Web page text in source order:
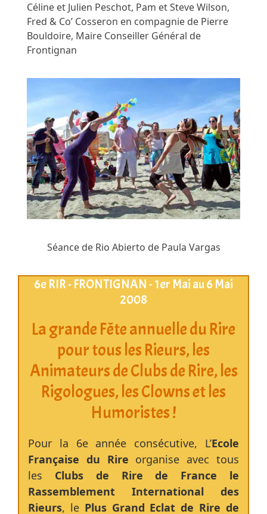
Céline et Julien Peschot, Pam et Steve Wilson,
Fred & Co’ Cosseron en compagnie de Pierre
Bouldoire, Maire Conseiller Général de
Frontignan
Séance de Rio Abierto de Paula Vargas
6e RIR - FRONTIGNAN - 1er Mai au 6 Mai
2008
La grande Fête annuelle du Rire
pour tous les Rieurs, les
Animateurs de Clubs de Rire, les
Rigologues, les Clowns et les
Humoristes !
Pour la 6e année consécutive, L’Ecole
Française du Rire organise avec tous
les Clubs de Rire de France le
Rassemblement International des
Rieurs, le Plus Grand Eclat de Rire de